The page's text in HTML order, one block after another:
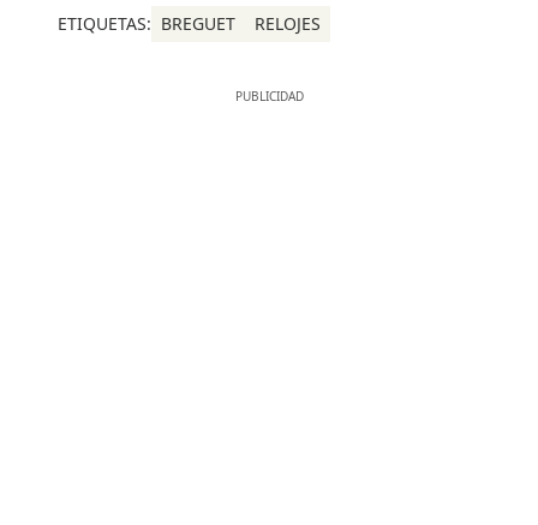
ETIQUETAS: BREGUET RELOJES